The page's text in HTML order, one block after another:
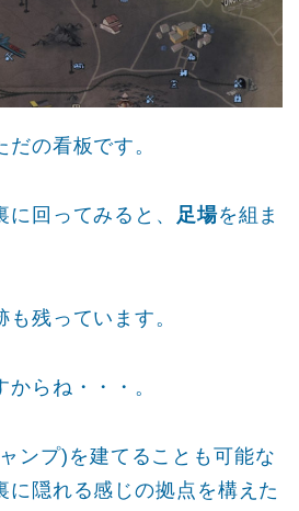
の看板です。
回ってみると、 足場を組ま
残っています。
らね・・・。
ンプ)を建てることも可能な
に隠れる感じの拠点を構えた